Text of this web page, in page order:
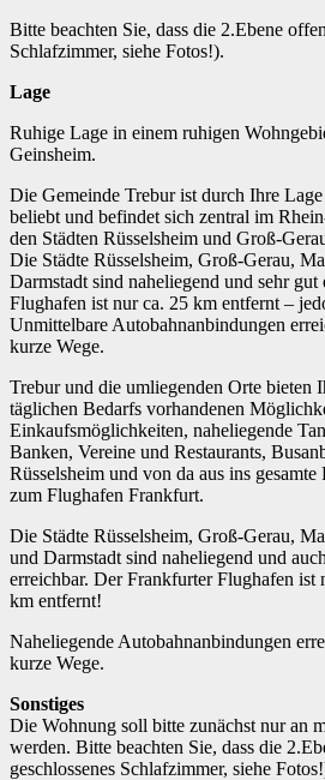
Bitte beachten Sie, dass die 2.Ebene
Schlafzimmer, siehe Fotos!).
Lage
Ruhige Lage in einem ruhigen
Geinsheim.
Die Gemeinde Trebur ist durch Ihre
beliebt und befindet sich zentral im
den Städten Rüsselsheim und Groß-
Die Städte Rüsselsheim, Groß-Gerau,
Darmstadt sind naheliegend und sehr
Flughafen ist nur ca. 25 km entfernt –
Unmittelbare Autobahnanbindungen
kurze Wege.
Trebur und die umliegenden Orte bieten
täglichen Bedarfs vorhandenen
Einkaufsmöglichkeiten, naheliegende
Banken, Vereine und Restaurants,
Rüsselsheim und von da aus ins
zum Flughafen Frankfurt.
Die Städte Rüsselsheim, Groß-Gerau,
und Darmstadt sind naheliegend und
erreichbar. Der Frankfurter Flughafen ist
km entfernt!
Naheliegende Autobahnanbindungen
kurze Wege.
Sonstiges
Die Wohnung soll bitte zunächst nur an
werden. Bitte beachten Sie, dass die
geschlossenes Schlafzimmer, siehe